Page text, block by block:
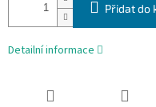
Přidat do
Detailní informace